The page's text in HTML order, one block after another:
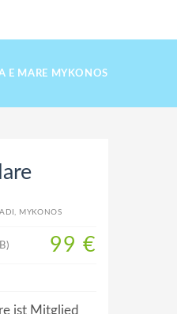
E MARE MYKONOS
MYKONOS
99 €
ist Mitglied